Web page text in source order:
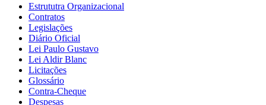
Estrututra Organizacional
Contratos
Legislações
Diário Oficial
Lei Paulo Gustavo
Lei Aldir Blanc
Licitações
Glossário
Contra-Cheque
Despesas